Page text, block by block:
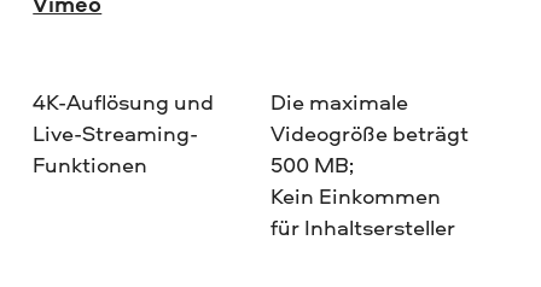
4K-Auflösung und
Live-Streaming-
Funktionen
Die maximale
Videogröße beträgt
500 MB;
Kein Einkommen
für Inhaltsersteller